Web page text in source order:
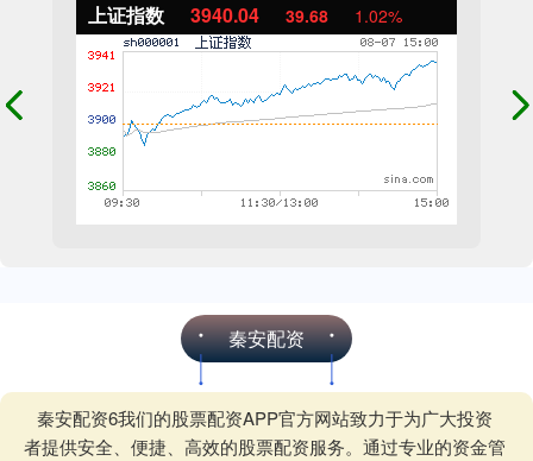
上证指数 3940.04 39.68 1.02%
秦安配资
秦安配资6我们的股票配资APP官方网站致力于为广大投资
者提供安全、便捷、高效的股票配资服务。通过专业的资金管